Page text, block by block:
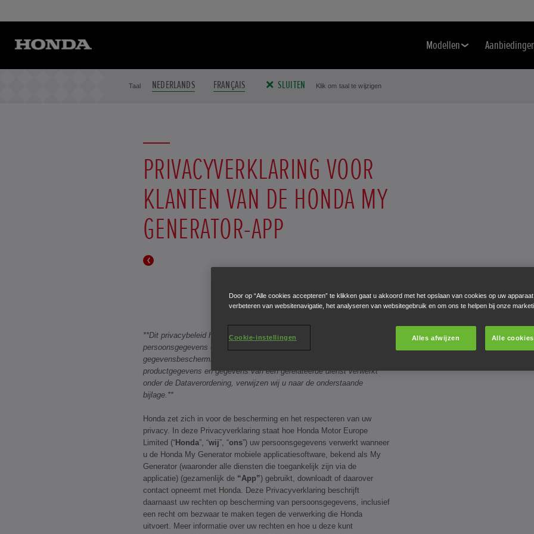
Modellen
Taal NEDERLANDS FRANÇAIS SLUITEN Klik om taal te wijzigen
PRIVACYVERKLARING VOOR
KLANTEN VAN DE HONDA MY
GENERATOR-APP
**Dit privacybeleid heeft betrekking op de verwerking van
persoonsgegevens onder de toepasselijke
gegevensbeschermingswetgeving. Voor informatie over hoe Honda uw
productgegevens en gegevens van een gerelateerde dienst verwerkt
onder de Dataverordening, verwijzen wij u naar de onderstaande
bijlage.**
Honda zet zich in voor de bescherming en het respecteren van uw
privacy. In deze Privacyverklaring staat hoe Honda Motor Europe
Limited (“Honda”, “wij”, “ons”) uw persoonsgegevens verwerkt wanneer
u de Honda My Generator mobiele applicatiesoftware, bekend als My
Generator (waaronder alle diensten die toegankelijk zijn via de
applicatie) (gezamenlijk de “App”) gebruikt, downloadt of daarover
contact opneemt met Honda. Deze Privacyverklaring beschrijft
daarnaast uw rechten op bescherming van persoonsgegevens, inclusief
een recht om bezwaar te maken tegen de verwerking die Honda
uitvoert. Meer informatie over uw rechten en hoe u deze kunt
Door op “Alle cookies accepteren” te klikken gaat u akkoord met het opslaan van cookies op uw
verbeteren van websitenavigatie, het analyseren van websitegebruik en om ons te helpen bij onze
Alles afwijzen Alle
Cookie-instellingen